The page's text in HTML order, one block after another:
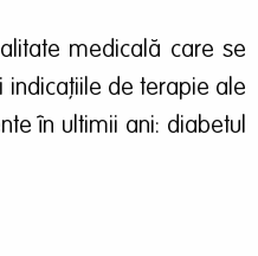
medicală care se
indicaţiile de terapie ale
în ultimii ani: diabetul